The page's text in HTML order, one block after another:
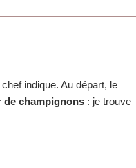
indique. Au départ, le
de champignons : je trouve